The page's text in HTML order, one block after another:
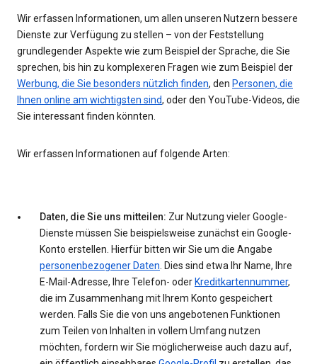
Wir erfassen Informationen, um allen unseren Nutzern bessere
Dienste zur Verfügung zu stellen – von der Feststellung
grundlegender Aspekte wie zum Beispiel der Sprache, die Sie
sprechen, bis hin zu komplexeren Fragen wie zum Beispiel der
Werbung, die Sie besonders nützlich finden, den Personen, die
Ihnen online am wichtigsten sind, oder den YouTube-Videos, die
Sie interessant finden könnten.
Wir erfassen Informationen auf folgende Arten:
Daten, die Sie uns mitteilen: Zur Nutzung vieler Google-
Dienste müssen Sie beispielsweise zunächst ein Google-
Konto erstellen. Hierfür bitten wir Sie um die Angabe
personenbezogener Daten. Dies sind etwa Ihr Name, Ihre
E-Mail-Adresse, Ihre Telefon- oder Kreditkartennummer,
die im Zusammenhang mit Ihrem Konto gespeichert
werden. Falls Sie die von uns angebotenen Funktionen
zum Teilen von Inhalten in vollem Umfang nutzen
möchten, fordern wir Sie möglicherweise auch dazu auf,